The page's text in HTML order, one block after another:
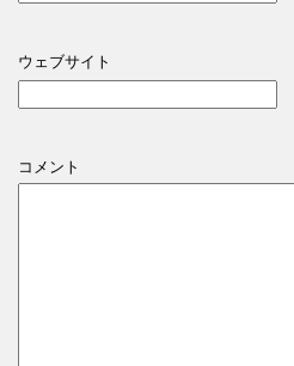
ウェブサイト
コメント